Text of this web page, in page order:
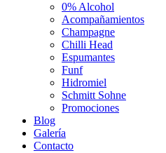
0% Alcohol
Acompañamientos
Champagne
Chilli Head
Espumantes
Funf
Hidromiel
Schmitt Sohne
Promociones
Blog
Galería
Contacto